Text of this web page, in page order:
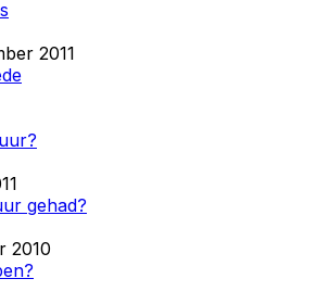
2011
gehad?
2010